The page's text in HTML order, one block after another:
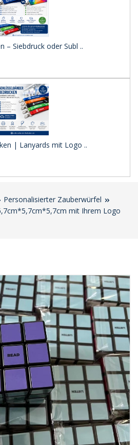
– Siebdruck oder Subl ..
| Lanyards mit Logo ..
Personalisierter Zauberwürfel
mit Ihrem Logo